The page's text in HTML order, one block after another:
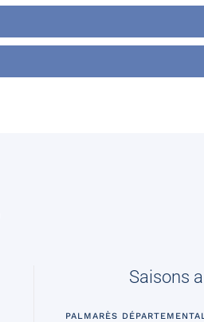
Saisons
PALMARÈS